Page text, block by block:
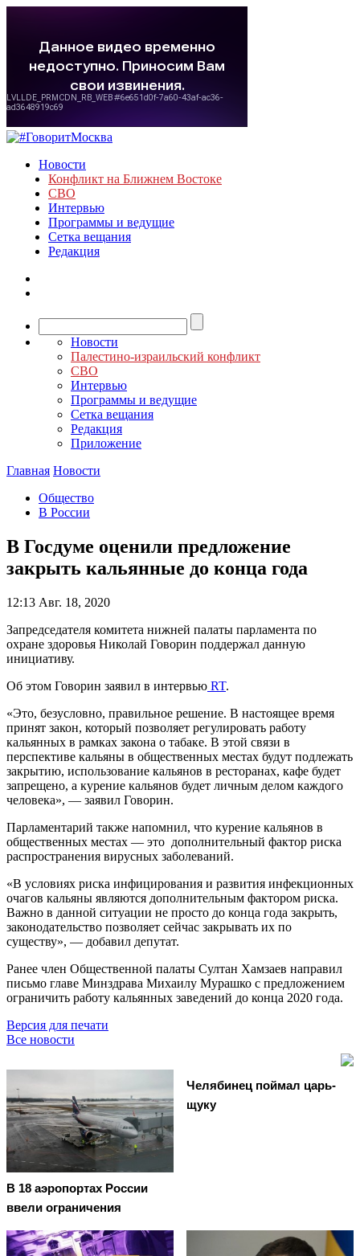
Новости
Конфликт на Ближнем Востоке
СВО
Интервью
Программы и ведущие
Сетка вещания
Редакция
Новости
Палестино-израильский конфликт
СВО
Интервью
Программы и ведущие
Сетка вещания
Редакция
Приложение
Главная Новости
Общество
В России
В Госдуме оценили предложение
закрыть кальянные до конца года
12:13 Авг. 18, 2020
Запредседателя комитета нижней палаты парламента по
охране здоровья Николай Говорин поддержал данную
инициативу.
Об этом Говорин заявил в интервью RT.
«Это, безусловно, правильное решение. В настоящее время
принят закон, который позволяет регулировать работу
кальянных в рамках закона о табаке. В этой связи в
перспективе кальяны в общественных местах будут подлежать
закрытию, использование кальянов в ресторанах, кафе будет
запрещено, а курение кальянов будет личным делом каждого
человека», — заявил Говорин.
Парламентарий также напомнил, что курение кальянов в
общественных местах — это дополнительный фактор риска
распространения вирусных заболеваний.
«В условиях риска инфицирования и развития инфекционных
очагов кальяны являются дополнительным фактором риска.
Важно в данной ситуации не просто до конца года закрыть,
законодательство позволяет сейчас закрывать их по
существу», — добавил депутат.
Ранее член Общественной палаты Султан Хамзаев направил
письмо главе Минздрава Михаилу Мурашко с предложением
ограничить работу кальянных заведений до конца 2020 года.
Версия для печати
Все новости
В 18 аэропортах России
ввели ограничения
Челябинец поймал царь-
щуку